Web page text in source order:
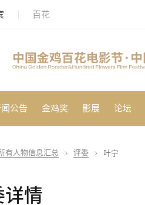
百花
公告 金鸡奖 影展 论坛
有人物信息汇总 评委 叶宁
详情